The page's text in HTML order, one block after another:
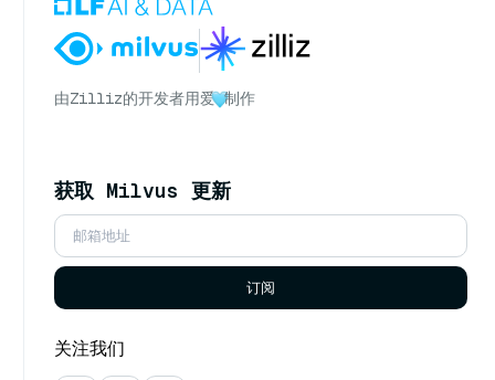
由Zilliz的开发者用爱 制作
获取 Milvus 更新
订阅
关注我们